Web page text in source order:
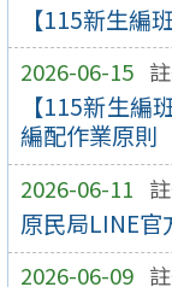
【115新生編
2026-06-15
【115新生
編配作業原則
2026-06-11
原民局LINE
2026-06-09